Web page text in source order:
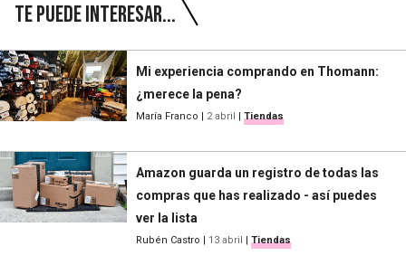
Te puede interesar...
Mi experiencia comprando en Thomann:
¿merece la pena?
María Franco | 2 abril | Tiendas
Amazon guarda un registro de todas las
compras que has realizado - así puedes
ver la lista
Rubén Castro | 13 abril | Tiendas